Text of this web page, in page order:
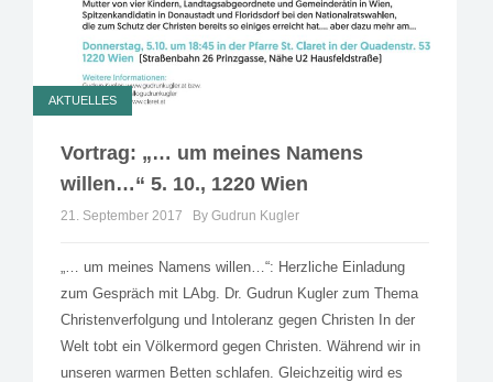
AKTUELLES
Vortrag: „… um meines Namens
willen…“ 5. 10., 1220 Wien
21. September 2017 By Gudrun Kugler
„… um meines Namens willen…“: Herzliche Einladung
zum Gespräch mit LAbg. Dr. Gudrun Kugler zum Thema
Christenverfolgung und Intoleranz gegen Christen In der
Welt tobt ein Völkermord gegen Christen. Während wir in
unseren warmen Betten schlafen. Gleichzeitig wird es